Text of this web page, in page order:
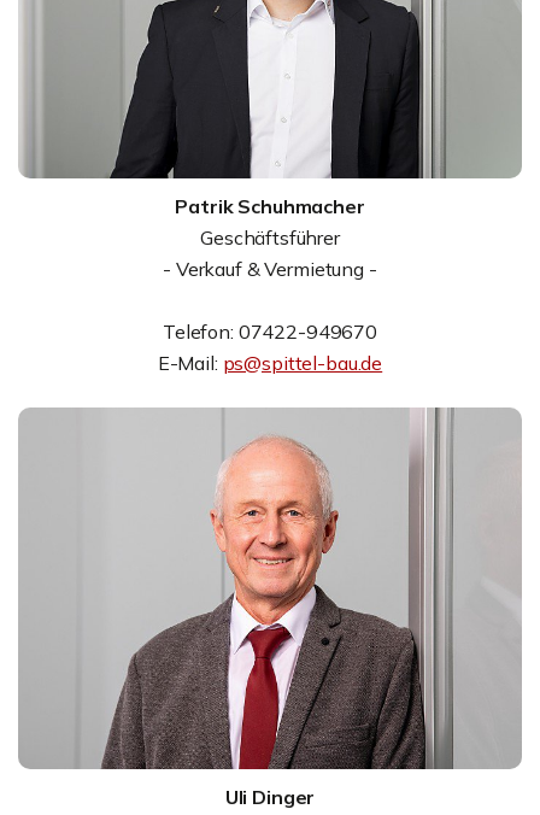
Patrik Schuhmacher
Geschäftsführer
- Verkauf & Vermietung -
Telefon: 07422-949670
E-Mail: ps@spittel-bau.de
Uli Dinger